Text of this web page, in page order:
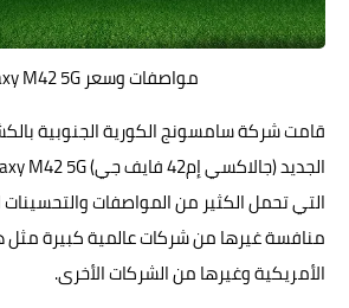
مواصفات وسعر Galaxy M42 5G
قامت شركة سامسونج الكورية الجنوبية
التي تحمل الكثير من المواصفات
منافسة غيرها من شركات عالمية كبيرة مثل
الأمريكية وغيرها من الشركات الأخرى.